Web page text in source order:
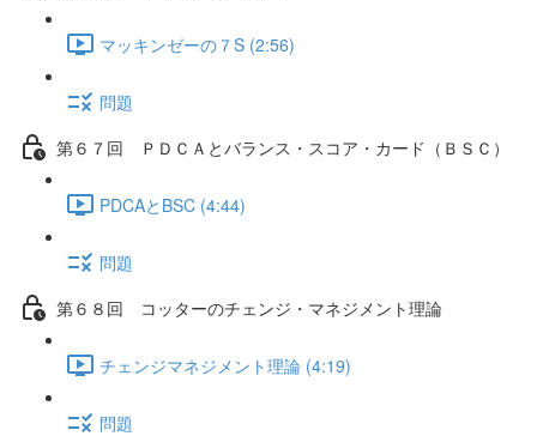
マッキンゼーの７S (2:56)
問題
第６７回 ＰＤＣＡとバランス・スコア・カード（ＢＳＣ）
PDCAとBSC (4:44)
問題
第６８回 コッターのチェンジ・マネジメント理論
チェンジマネジメント理論 (4:19)
問題